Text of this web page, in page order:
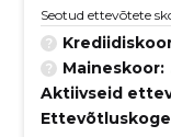
Seotud ettevõtete
Maineskoor:
Aktiivseid